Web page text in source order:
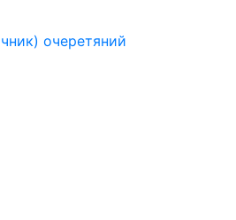
очеретяний